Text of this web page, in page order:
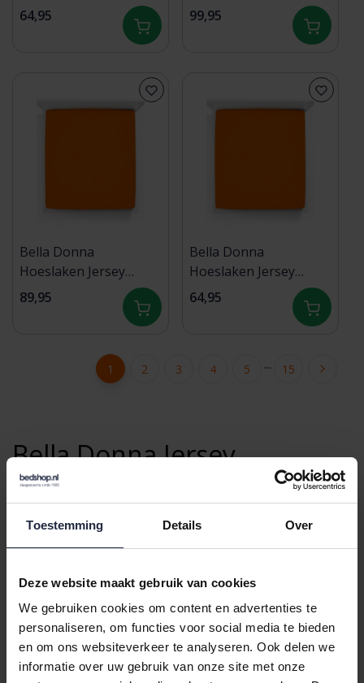
Toestemming Details Over
Deze website maakt gebruik van cookies
We gebruiken cookies om content en advertenties te
personaliseren, om functies voor social media te bieden
en om ons websiteverkeer te analyseren. Ook delen we
informatie over uw gebruik van onze site met onze
Eenpersoons 70x190-
80x220 cm Cayenne-
64,95
Tweepersoons
140x190-160x220 cm
99,95
Bella Donna
Hoeslaken Jersey
Twijfelaar 120x190-
130x220 cm Cayenne-
89,95
Bella Donna
Hoeslaken Jersey
Eenpersoons 90x190-
100x220 cm Cayenne-
64,95
1 2 3 4 5 ... 15
Bella Donna Jersey
Hoeslakens: luxe pasvorm
en langdurig slaapcomfort
combinatie van een uitzonderlijk zachte stof, een
nauwkeurige pasvorm en een lange levensduur. Deze
premium hoeslakens zijn gemaakt van hoogwaardige
katoen en voelen soepel aan zonder hun vorm te
verliezen. Dankzij de hoge elasticiteit sluiten ze strak